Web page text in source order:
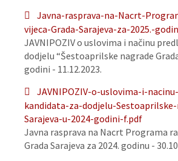
Javna-rasprava-na-Nacrt-
vijeca-Grada-Sarajeva-za-2025.-
JAVNIPOZIV o uslovima i načinu
dodjelu “Šestoaprilske nagrade
godini - 11.12.2023.
JAVNIPOZIV-o-uslovima-i-
kandidata-za-dodjelu-
Sarajeva-u-2024-godini-f.pdf
Javna rasprava na Nacrt Programa
Grada Sarajeva za 2024. godinu -